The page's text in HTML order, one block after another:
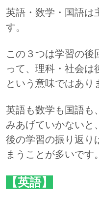
英語・数学・国語は
す。
この３つは学習の後
って、理科・社会は
という意味ではあり
英語も数学も国語も
みあげていかないと
後の学習の振り返り
まうことが多いです。
【英語】